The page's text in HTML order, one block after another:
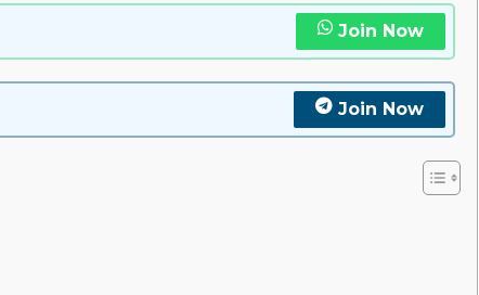
Join Now
Join Now